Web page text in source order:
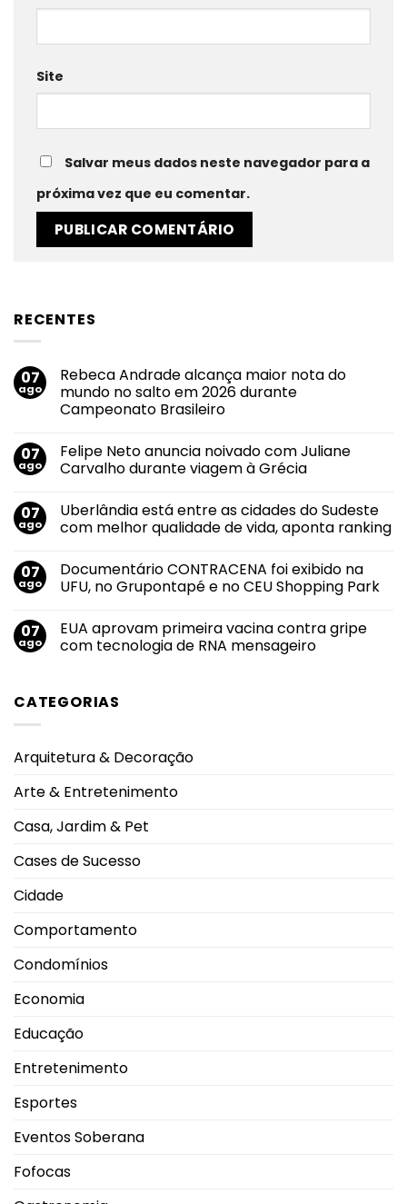
Site
Salvar meus dados neste navegador para a
próxima vez que eu comentar.
RECENTES
07
ago
Rebeca Andrade alcança maior nota do
mundo no salto em 2026 durante
Campeonato Brasileiro
em
Rebeca
Andrade
nota
do
mundo
em
2026
durante
07
ago
Felipe Neto anuncia noivado com Juliane
Carvalho durante viagem à Grécia
em
Felipe
Neto
com
Juliane
Carvalho
à
Grécia
07
ago
Uberlândia está entre as cidades do Sudeste
com melhor qualidade de vida, aponta ranking
em
Uberlândia
está
cidades
do
Sudeste
de
vida,
07
ago
Documentário CONTRACENA foi exibido na
UFU, no Grupontapé e no CEU Shopping Park
em
Documentário
CONTRACENA
UFU,
no
CEU
07
ago
EUA aprovam primeira vacina contra gripe
com tecnologia de RNA mensageiro
EUA
aprovam
gripe
de
CATEGORIAS
Arquitetura & Decoração
Arte & Entretenimento
Casa, Jardim & Pet
Cases de Sucesso
Cidade
Comportamento
Condomínios
Economia
Educação
Entretenimento
Esportes
Eventos Soberana
Fofocas